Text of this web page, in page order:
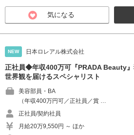
気になる
NEW 日本ロレアル株式会社
正社員◆年収400万可『PRADA Beauty
世界観を届けるスペシャリスト
美容部員・BA
（年収400万円可／正社員／賞 …
正社員/契約社員
月給20万9,550円 ～ ほか